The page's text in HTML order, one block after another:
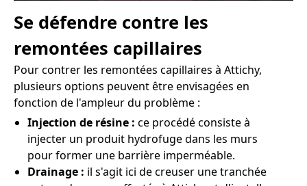
Se défendre contre les
remontées capillaires
Pour contrer les remontées capillaires à Attichy,
plusieurs options peuvent être envisagées en
fonction de l'ampleur du problème :
Injection de résine : ce procédé consiste à
injecter un produit hydrofuge dans les murs
pour former une barrière imperméable.
Drainage : il s'agit ici de creuser une tranchée